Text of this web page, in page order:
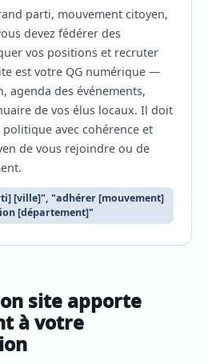
parti, mouvement citoyen,
devez fédérer des
vos positions et recruter
est votre QG numérique —
agenda des événements,
de vos élus locaux. Il doit
avec cohérence et
de vous rejoindre ou de
[ville]", "adhérer [mouvement]
[département]"
site apporte
à votre